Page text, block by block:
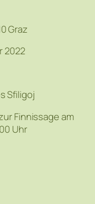
Graz
2022
Sfiligoj
Finnissage am
Uhr